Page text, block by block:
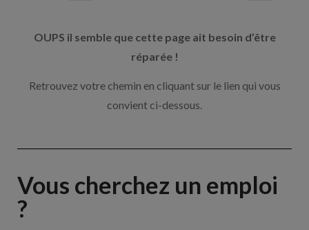
OUPS il semble que cette page ait besoin d’être
réparée !
Retrouvez votre chemin en cliquant sur le lien qui vous
convient ci-dessous.
Vous cherchez un emploi
?